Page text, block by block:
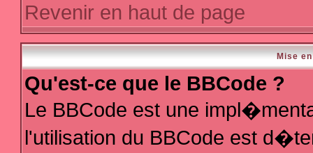
Revenir en haut de page
Mise
Qu'est-ce que le BBCode ?
Le BBCode est une
l'utilisation du BBCode est